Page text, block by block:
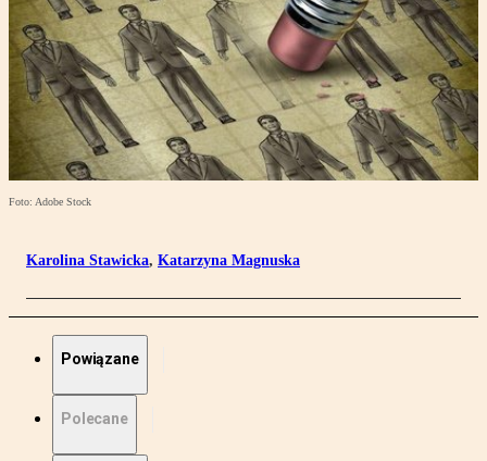
Foto: Adobe Stock
Karolina Stawicka, Katarzyna Magnuska
Powiązane
Polecane